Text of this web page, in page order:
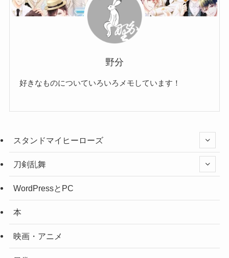
野分
好きなものについていろいろメモしています！
スタンドマイヒーローズ
刀剣乱舞
WordPressとPC
本
映画・アニメ